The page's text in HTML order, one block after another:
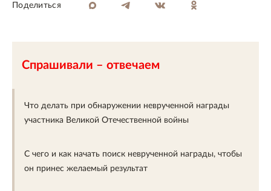
поделиться
Спрашивали – отвечаем
Что делать при обнаружении неврученной награды
участника Великой Отечественной войны
С чего и как начать поиск неврученной награды, чтобы
он принес желаемый результат